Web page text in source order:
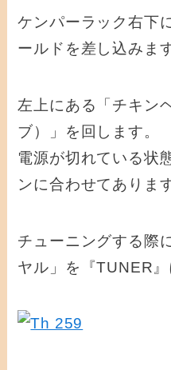
ケンパーラック右下
ールドを差し込みます
左上にある「チキン
ブ）」を回します。
電源が切れている状
ンに合わせてあります
チューニングする際
ヤル」を『TUNER』